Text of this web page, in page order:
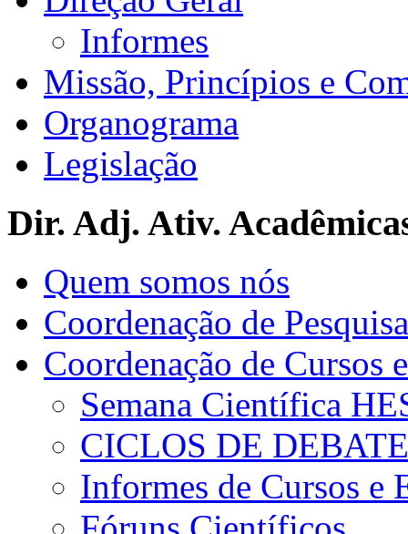
Informes
Missão, Princípios e
Organograma
Legislação
Dir. Adj. Ativ.
Quem somos nós
Coordenação de Pesquisa
Coordenação de Cursos
Semana Científica
CICLOS DE
Informes de Cursos e